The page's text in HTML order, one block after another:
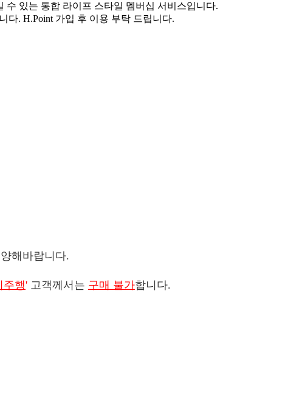
수 있는 통합 라이프 스타일 멤버십 서비스입니다.
다. H.Point 가입 후 이용 부탁 드립니다.
해바랍니다.
주행' 고객께서는 구매 불가합니다.